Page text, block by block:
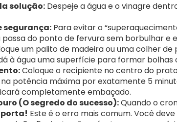
solução: Despeje a água e o vinagre
segurança: Para evitar o
passa do ponto de fervura sem borbulhar e
um palito de madeira ou uma colher de
à água uma superfície para formar bolhas
Coloque o recipiente no centro do
potência máxima por exatamente 5
completamente embaçado.
(O segredo do sucesso):Quando o
Este é o erro mais comum. Você